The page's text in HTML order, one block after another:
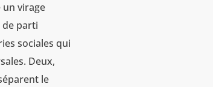
un virage
de parti
sociales qui
Deux,
le